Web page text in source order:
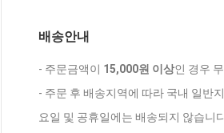
배송안내
- 주문금액이 15,000원 이상인 경우
- 주문 후 배송지역에 따라 국내 일반
요일 및 공휴일에는 배송되지 않습니